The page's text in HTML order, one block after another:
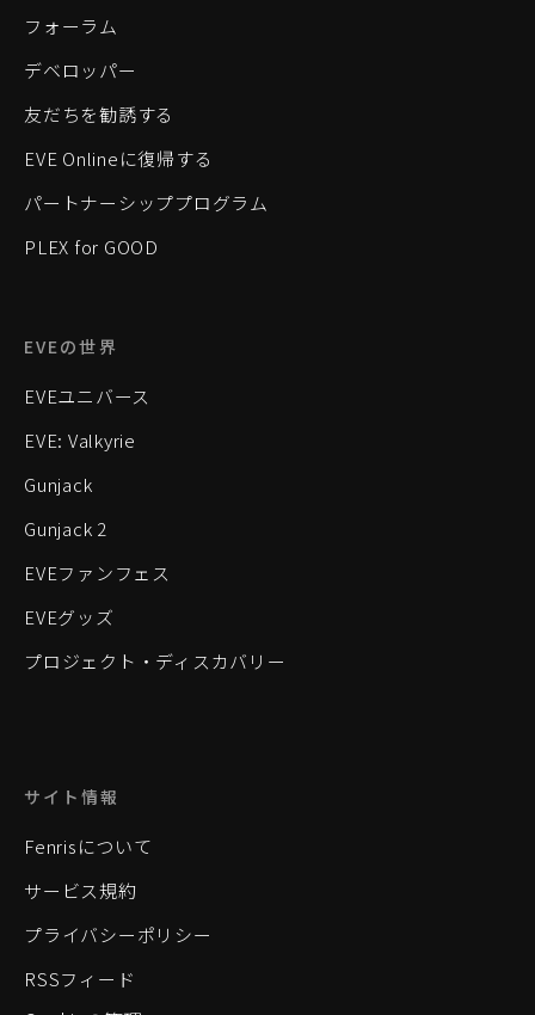
フォーラム
デベロッパー
友だちを勧誘する
EVE Onlineに復帰する
パートナーシッププログラム
PLEX for GOOD
EVEの世界
EVEユニバース
EVE: Valkyrie
Gunjack
Gunjack 2
EVEファンフェス
EVEグッズ
プロジェクト・ディスカバリー
サイト情報
Fenrisについて
サービス規約
プライバシーポリシー
RSSフィード